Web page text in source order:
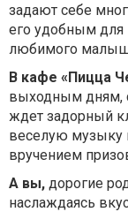
задают себе
его удобным для
любимого
В кафе «Пицца
выходным дням,
ждет задорный
веселую музыку
вручением
А вы, дорогие
наслаждаясь